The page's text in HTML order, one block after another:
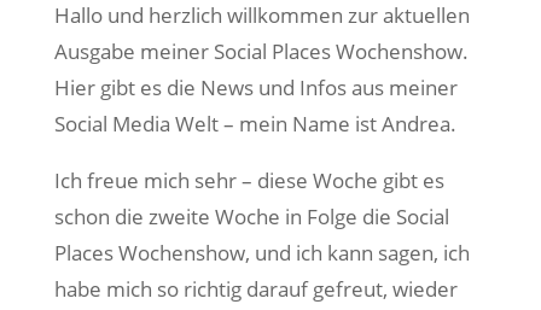
Hallo und herzlich willkommen zur aktuellen
Ausgabe meiner Social Places Wochenshow.
Hier gibt es die News und Infos aus meiner
Social Media Welt – mein Name ist Andrea.
Ich freue mich sehr – diese Woche gibt es
schon die zweite Woche in Folge die Social
Places Wochenshow, und ich kann sagen, ich
habe mich so richtig darauf gefreut, wieder